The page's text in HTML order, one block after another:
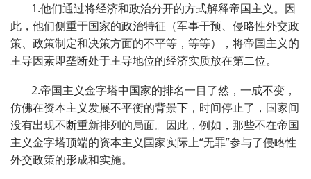
1.他们通过将经济和政治分开的方式解释帝国主义。因
此，他们侧重于国家的政治特征（军事干预、侵略性外交政
策、政策制定和决策方面的不平等，等等），将帝国主义的
主导因素即垄断处于主导地位的经济实质放在第二位。
2.帝国主义金字塔中国家的排名一目了然，一成不变，
仿佛在资本主义发展不平衡的背景下，时间停止了，国家间
没有出现不断重新排列的局面。因此，例如，那些不在帝国
主义金字塔顶端的资本主义国家实际上“无罪”参与了侵略性
外交政策的形成和实施。